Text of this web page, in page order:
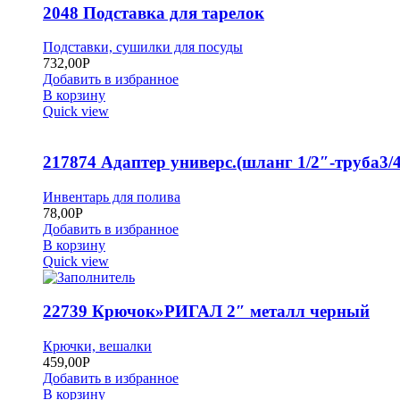
2048 Подставка для тарелок
Подставки, сушилки для посуды
732,00Р
Добавить в избранное
В корзину
Quick view
217874 Адаптер универс.(шланг 1/2″-труба3/
Инвентарь для полива
78,00Р
Добавить в избранное
В корзину
Quick view
22739 Крючок»РИГАЛ 2″ металл черный
Крючки, вешалки
459,00Р
Добавить в избранное
В корзину